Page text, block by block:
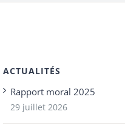
ACTUALITÉS
Rapport moral 2025
29 juillet 2026